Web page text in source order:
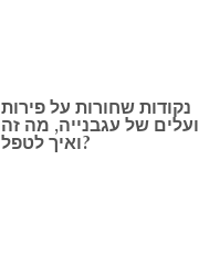
נקודות שחורות על פירות
ועלים של עגבנייה, מה זה
ואיך לטפל?